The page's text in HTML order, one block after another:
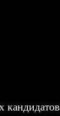
кандидатов